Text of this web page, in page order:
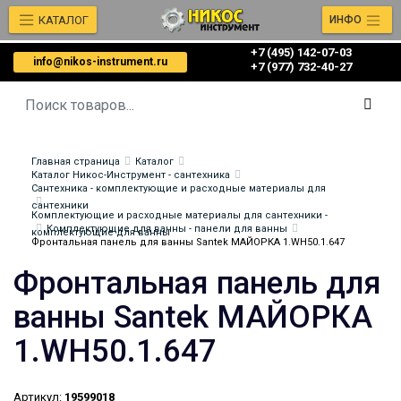
info@nikos-instrument.ru
+7 (495) 142-07-03
‎‎+7 (977) 732-40-27
КАТАЛОГ ИНФО
Главная страница
Каталог
Каталог Никос-Инструмент - сантехника
Сантехника - комплектующие и расходные материалы для
сантехники
Комплектующие и расходные материалы для сантехники -
комплектующие для ванны
Комплектующие для ванны - панели для ванны
Фронтальная панель для ванны Santek МАЙОРКА 1.WH50.1.647
Фронтальная панель для
ванны Santek МАЙОРКА
1.WH50.1.647
Артикул: 19599018